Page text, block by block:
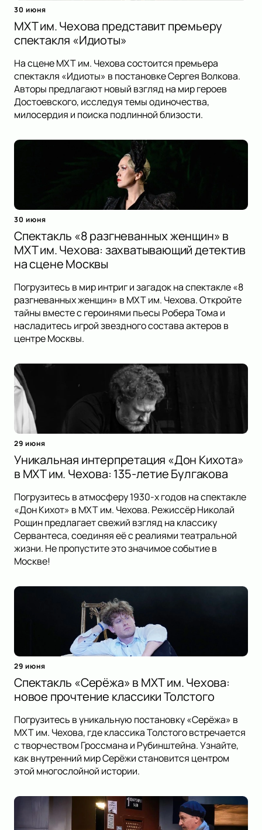
30 июня
МХТ им. Чехова представит премьеру
спектакля «Идиоты»
На сцене МХТ им. Чехова состоится премьера
спектакля «Идиоты» в постановке Сергея Волкова.
Авторы предлагают новый взгляд на мир героев
Достоевского, исследуя темы одиночества,
милосердия и поиска подлинной близости.
30 июня
Спектакль «8 разгневанных женщин» в
МХТ им. Чехова: захватывающий детектив
на сцене Москвы
Погрузитесь в мир интриг и загадок на спектакле «8
разгневанных женщин» в МХТ им. Чехова. Откройте
тайны вместе с героинями пьесы Робера Тома и
насладитесь игрой звездного состава актеров в
центре Москвы.
29 июня
Уникальная интерпретация «Дон Кихота»
в МХТ им. Чехова: 135-летие Булгакова
Погрузитесь в атмосферу 1930-х годов на спектакле
«Дон Кихот» в МХТ им. Чехова. Режиссёр Николай
Рощин предлагает свежий взгляд на классику
Сервантеса, соединяя её с реалиями театральной
жизни. Не пропустите это значимое событие в
Москве!
29 июня
Спектакль «Серёжа» в МХТ им. Чехова:
новое прочтение классики Толстого
Погрузитесь в уникальную постановку «Серёжа» в
МХТ им. Чехова, где классика Толстого встречается
с творчеством Гроссмана и Рубинштейна. Узнайте,
как внутренний мир Серёжи становится центром
этой многослойной истории.